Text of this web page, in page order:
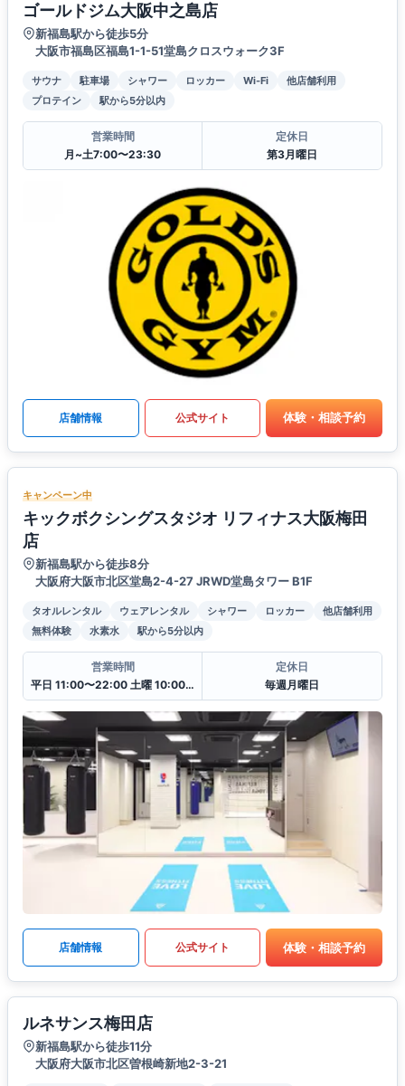
ゴールドジム大阪中之島店
新福島駅から徒歩5分
大阪市福島区福島1-1-51堂島クロスウォーク3F
サウナ 駐車場 シャワー ロッカー Wi-Fi
他店舗利用
プロテイン
駅から5分以内
営業時間
月~土7:00〜23:30
定休日
第3月曜日
店舗情報 公式サイト 体験・相談予約
キャンペーン中
キックボクシングスタジオ リフィナス大阪梅田
店
新福島駅から徒歩8分
大阪府大阪市北区堂島2-4-27 JRWD堂島タワー B1F
タオルレンタル ウェアレンタル シャワー ロッカー
他店舗利用
無料体験
水素水 駅から5分以内
営業時間
平日 11:00〜22:00 土曜 10:00〜20:00 日・祝 10:00〜18:00
定休日
毎週月曜日
店舗情報 公式サイト 体験・相談予約
ルネサンス梅田店
新福島駅から徒歩11分
大阪府大阪市北区曽根崎新地2-3-21